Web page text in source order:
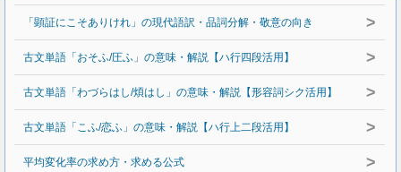
「顕証にこそありけれ」の現代語訳・品詞分解・敬意の向き >
古文単語「おそふ/圧ふ」の意味・解説【ハ行四段活用】 >
古文単語「わづらはし/煩はし」の意味・解説【形容詞シク活用】 >
古文単語「こふ/恋ふ」の意味・解説【ハ行上二段活用】 >
平均変化率の求め方・求める公式 >